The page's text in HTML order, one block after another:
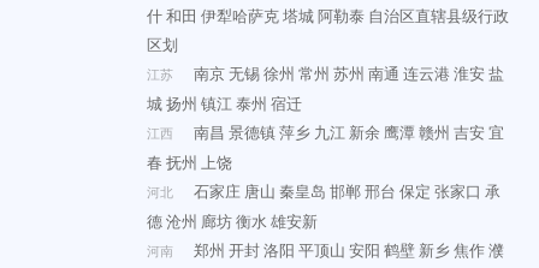
什和田 伊犁哈萨克塔城阿勒泰 自治区直辖县级行政
区划
江苏 南京无锡徐州 常州 苏州 南通 连云港淮安盐
城扬州 镇江泰州 宿迁
江西 南昌 景德镇萍乡 九江 新余鹰潭赣州 吉安宜
春 抚州 上饶
河北 石家庄 唐山 秦皇岛 邯郸邢台 保定 张家口 承
德沧州 廊坊衡水雄安新
河南 郑州 开封洛阳 平顶山 安阳 鹤壁 新乡焦作濮